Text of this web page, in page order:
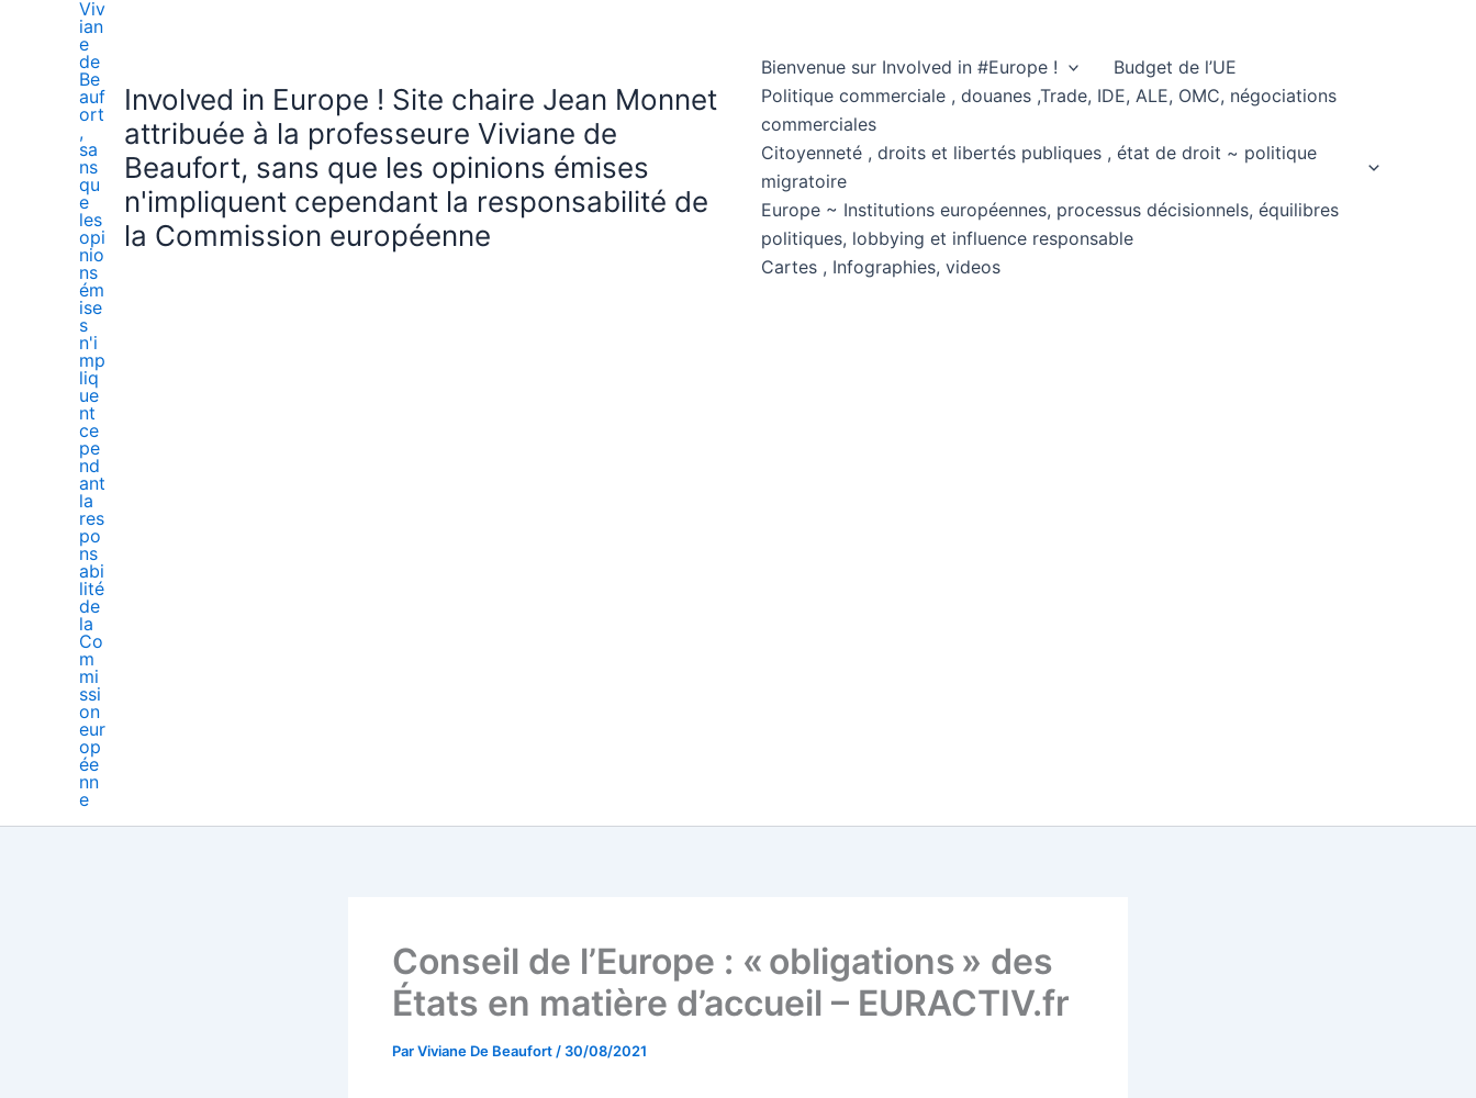
Involved in Europe ! Site chaire Jean Monnet
attribuée à la professeure Viviane de
Beaufort, sans que les opinions émises
n'impliquent cependant la responsabilité de
la Commission européenne
Bienvenue sur Involved in #Europe !
Budget de l’UE
Politique commerciale , douanes ,Trade, IDE, ALE, OMC, négociations
commerciales
Citoyenneté , droits et libertés publiques , état de droit ~ politique
migratoire
Europe ~ Institutions européennes, processus décisionnels, équilibres
politiques, lobbying et influence responsable
Cartes , Infographies, videos
Conseil de l’Europe : « obligations » des
États en matière d’accueil – EURACTIV.fr
ParViviane De Beaufort / 30/08/2021